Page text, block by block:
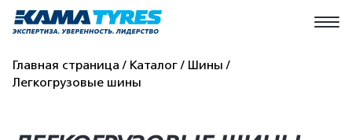
Главная страница Каталог
Шины
Легкогрузовые шины